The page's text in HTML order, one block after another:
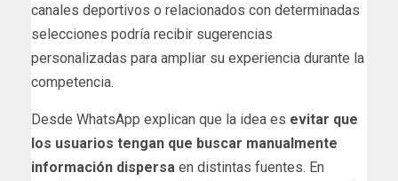
canales deportivos o relacionados con determinadas
selecciones podría recibir sugerencias
personalizadas para ampliar su experiencia durante la
competencia.
Desde WhatsApp explican que la idea es evitar que
los usuarios tengan que buscar manualmente
información dispersa en distintas fuentes. En